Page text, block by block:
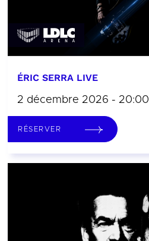
ÉRIC SERRA LIVE
2 décembre 2026 - 20:00
RÉSERVER